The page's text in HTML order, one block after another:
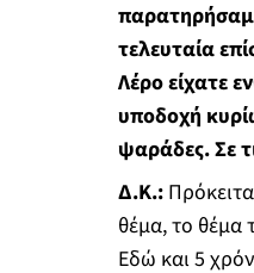
τελευταία
Λέρο είχατε
υποδοχή
ψαράδες. Σε
Δ.Κ.:
θέμα, το θέμα
Εδώ και 5